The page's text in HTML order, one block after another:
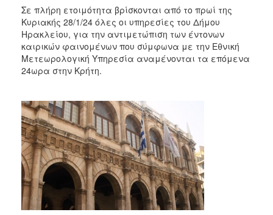
2020
2019
2018
2017
2016
2015
2013
2012
2011
2010
2006
Σε πλήρη ετοιμότητα βρίσκονται από το πρωί της
Κυριακής 28/1/24 όλες οι υπηρεσίες του Δήμου
Ηρακλείου, για την αντιμετώπιση των έντονων
καιρικών φαινομένων που σύμφωνα με την Εθνική
Μετεωρολογική Υπηρεσία αναμένονται τα επόμενα
24ωρα στην Κρήτη.